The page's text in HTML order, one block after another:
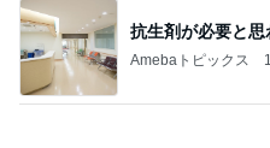
抗生剤が必要と
Amebaトピックス